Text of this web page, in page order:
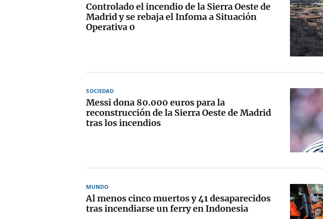
Controlado el incendio de la Sierra Oeste de
Madrid y se rebaja el Infoma a Situación
Operativa 0
SOCIEDAD
Messi dona 80.000 euros para la
reconstrucción de la Sierra Oeste de Madrid
tras los incendios
MUNDO
Al menos cinco muertos y 41 desaparecidos
tras incendiarse un ferry en Indonesia